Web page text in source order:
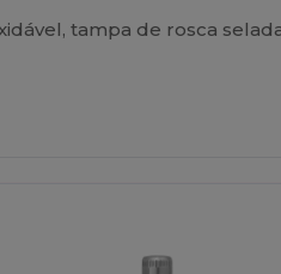
tampa de rosca